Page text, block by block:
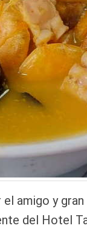
amigo y
del Hotel